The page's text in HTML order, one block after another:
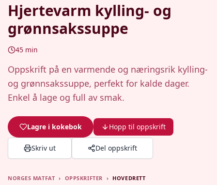
Hjertevarm kylling- og
grønnsakssuppe
45 min
Oppskrift på en varmende og næringsrik kylling-
og grønnsakssuppe, perfekt for kalde dager.
Enkel å lage og full av smak.
Lagre i kokebok Hopp til oppskrift
Skriv ut Del oppskrift
NORGES MATFAT › OPPSKRIFTER › HOVEDRETT